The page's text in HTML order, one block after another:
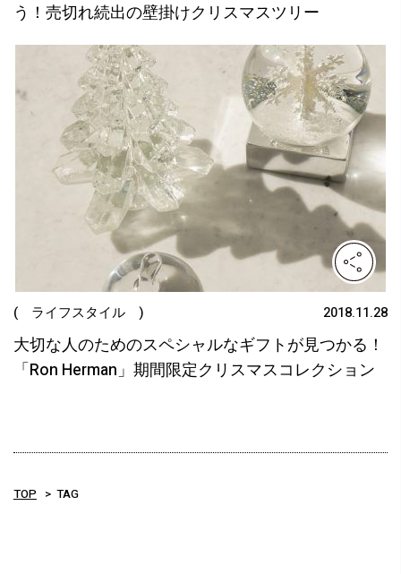
う！売切れ続出の壁掛けクリスマスツリー
( ライフスタイル ) 2018.11.28
大切な人のためのスペシャルなギフトが見つかる！
「Ron Herman」期間限定クリスマスコレクション
TOP TAG